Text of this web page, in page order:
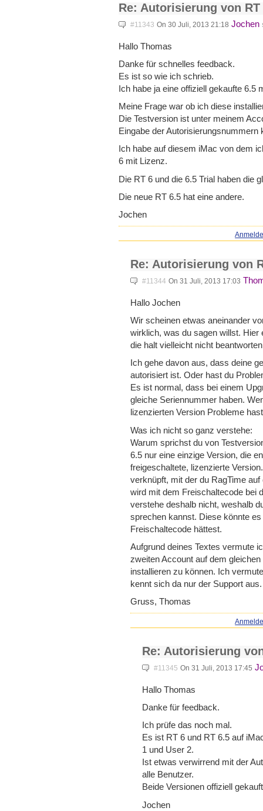
Re: Autorisierung von
#11343 On 30 Juli, 2013 21:18 Jochen
Hallo Thomas
Danke für schnelles feedback.
Es ist so wie ich schrieb.
Ich habe ja eine offiziell gekaufte 6.5
Meine Frage war ob ich diese
Die Testversion ist unter meinem
Eingabe der Autorisierungsnummern
Ich habe auf diesem iMac von dem
6 mit Lizenz.
Die RT 6 und die 6.5 Trial haben die
Die neue RT 6.5 hat eine andere.
Jochen
Re: Autorisierung von
#11344 On 31 Juli, 2013 17:03
Hallo Jochen
Wir scheinen etwas aneinander
wirklich, was du sagen willst.
die halt vielleicht nicht
Ich gehe davon aus, dass deine
autorisiert ist. Oder hast du
Es ist normal, dass bei einem
gleiche Seriennummer haben.
lizenzierten Version Probleme
Was ich nicht so ganz verstehe:
Warum sprichst du von
6.5 nur eine einzige Version, die
freigeschaltete, lizenzierte
verknüpft, mit der du RagTime
wird mit dem Freischaltecode bei
verstehe deshalb nicht, weshalb
sprechen kannst. Diese könnte
Freischaltecode hättest.
Aufgrund deines Textes vermute
zweiten Account auf dem
installieren zu können. Ich
kennt sich da nur der Support aus.
Gruss, Thomas
Re: Autorisierung
#11345 On 31 Juli, 2013 17:45
Hallo Thomas
Danke für feedback.
Ich prüfe das noch mal.
Es ist RT 6 und RT 6.5 auf
1 und User 2.
Ist etwas verwirrend mit der
alle Benutzer.
Beide Versionen offiziell
Jochen